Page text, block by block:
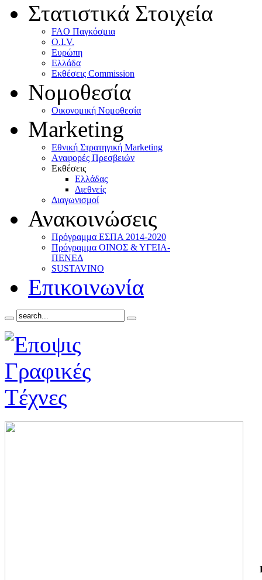
Στατιστικά Στοιχεία
FAO Παγκόσμια
O.I.V.
Ευρώπη
Ελλάδα
Eκθέσεις Commission
Νομοθεσία
Οικονομική Νομοθεσία
Marketing
Eθνική Στρατηγική Marketing
Aναφορές Πρεσβειών
Eκθέσεις
Eλλάδας
Διεθνείς
Διαγωνισμοί
Ανακοινώσεις
Πρόγραμμα ΕΣΠΑ 2014-2020
Πρόγραμμα ΟΙΝΟΣ & ΥΓΕΙΑ-
ΠΕΝΕΔ
SUSTAVINO
Επικοινωνία